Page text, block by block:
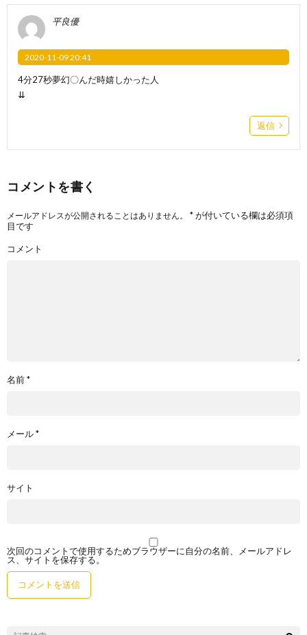
平良優
2020-11-09 20:41
4分27秒夢幻〇んだ時嬉しかった人
⇊
返信
コメントを書く
メールアドレスが公開されることはありません。 *が付いている欄は必須項
目です
コメント
名前*
メール*
サイト
次回のコメントで使用するためブラウザーに自分の名前、メールアドレ
ス、サイトを保存する。